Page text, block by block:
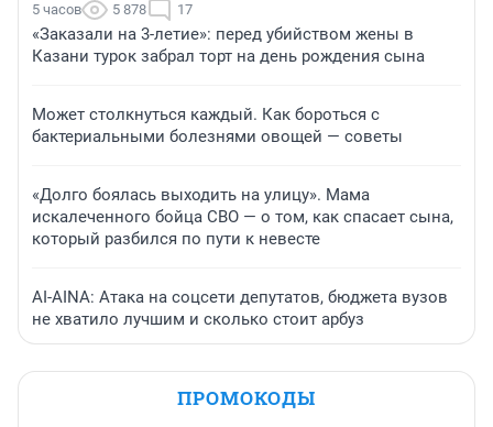
5 часов 5 878 17
«Заказали на 3-летие»: перед убийством жены в
Казани турок забрал торт на день рождения сына
Может столкнуться каждый. Как бороться с
бактериальными болезнями овощей — советы
«Долго боялась выходить на улицу». Мама
искалеченного бойца СВО — о том, как спасает сына,
который разбился по пути к невесте
AI-AINA: Атака на соцсети депутатов, бюджета вузов
не хватило лучшим и сколько стоит арбуз
ПРОМОКОДЫ